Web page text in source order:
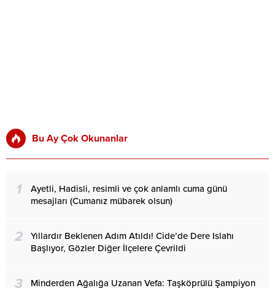
Bu Ay Çok Okunanlar
1
Ayetli, Hadisli, resimli ve çok anlamlı cuma günü
mesajları (Cumanız mübarek olsun)
2
Yıllardır Beklenen Adım Atıldı! Cide’de Dere Islahı
Başlıyor, Gözler Diğer İlçelere Çevrildi
3
Minderden Ağalığa Uzanan Vefa: Taşköprülü Şampiyon